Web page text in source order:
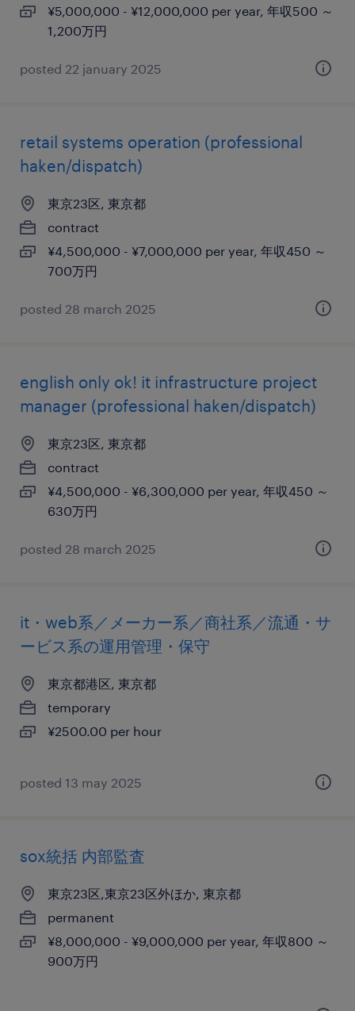
¥5,000,000 - ¥12,000,000 per year, 年収500 ～
1,200万円
posted 22 january 2025
retail systems operation (professional
haken/dispatch)
東京23区, 東京都
contract
¥4,500,000 - ¥7,000,000 per year, 年収450 ～
700万円
posted 28 march 2025
english only ok! it infrastructure project
manager (professional haken/dispatch)
東京23区, 東京都
contract
¥4,500,000 - ¥6,300,000 per year, 年収450 ～
630万円
posted 28 march 2025
it・web系／メーカー系／商社系／流通・サ
ービス系の運用管理・保守
東京都港区, 東京都
temporary
¥2500.00 per hour
posted 13 may 2025
sox統括 内部監査
東京23区,東京23区外ほか, 東京都
permanent
¥8,000,000 - ¥9,000,000 per year, 年収800 ～
900万円